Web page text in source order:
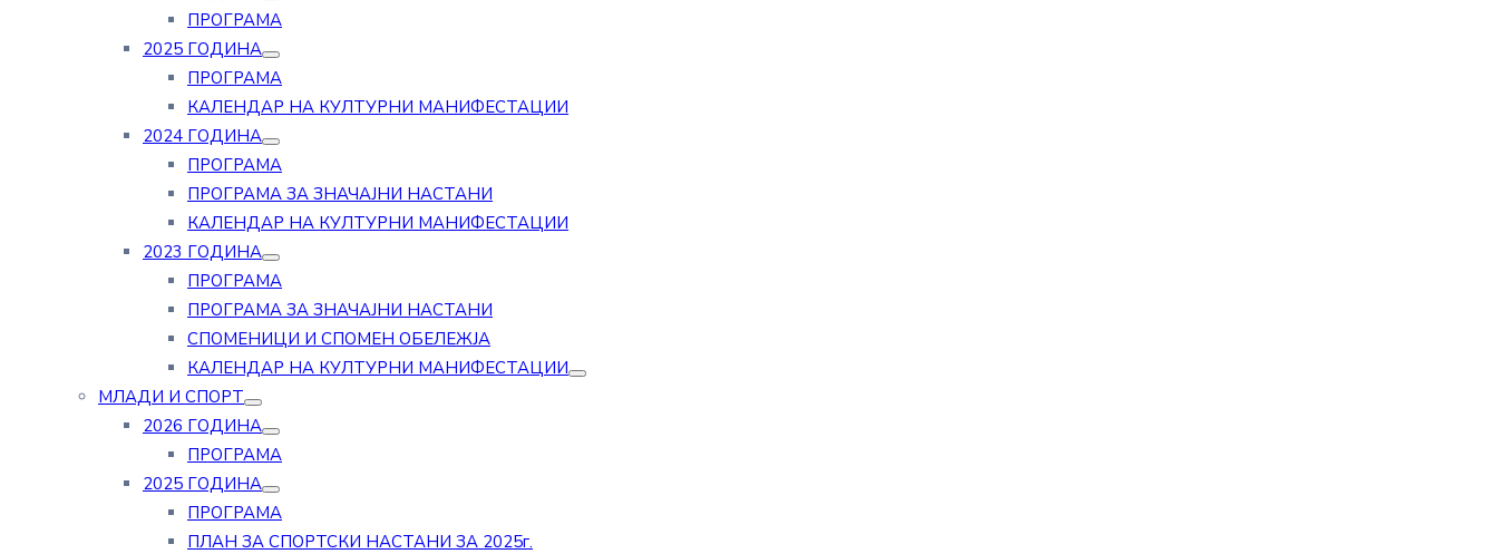
ПРОГРАМА
2025 ГОДИНА
ПРОГРАМА
КАЛЕНДАР НА КУЛТУРНИ МАНИФЕСТАЦИИ
2024 ГОДИНА
ПРОГРАМА
ПРОГРАМА ЗА ЗНАЧАЈНИ НАСТАНИ
КАЛЕНДАР НА КУЛТУРНИ МАНИФЕСТАЦИИ
2023 ГОДИНА
ПРОГРАМА
ПРОГРАМА ЗА ЗНАЧАЈНИ НАСТАНИ
СПОМЕНИЦИ И СПОМЕН ОБЕЛЕЖЈА
КАЛЕНДАР НА КУЛТУРНИ МАНИФЕСТАЦИИ
МЛАДИ И СПОРТ
2026 ГОДИНА
ПРОГРАМА
2025 ГОДИНА
ПРОГРАМА
ПЛАН ЗА СПОРТСКИ НАСТАНИ ЗА 2025г.